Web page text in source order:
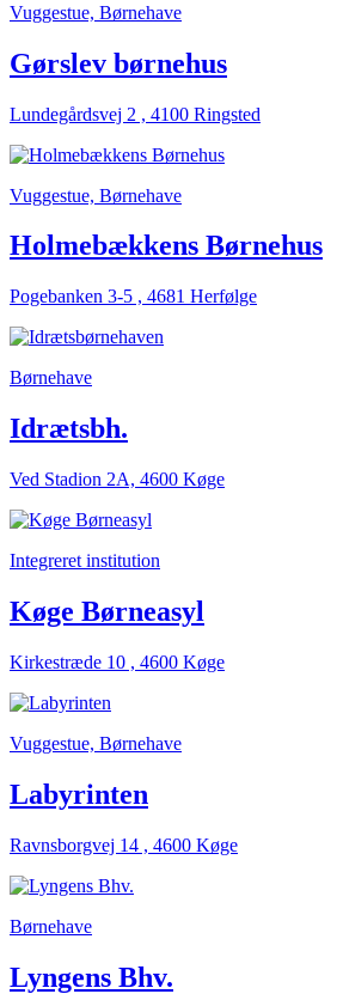
Vuggestue, Børnehave
Gørslev børnehus
Lundegårdsvej 2 , 4100 Ringsted
Vuggestue, Børnehave
Holmebækkens Børnehus
Pogebanken 3-5 , 4681 Herfølge
Børnehave
Idrætsbh.
Ved Stadion 2A, 4600 Køge
Integreret institution
Køge Børneasyl
Kirkestræde 10 , 4600 Køge
Vuggestue, Børnehave
Labyrinten
Ravnsborgvej 14 , 4600 Køge
Børnehave
Lyngens Bhv.